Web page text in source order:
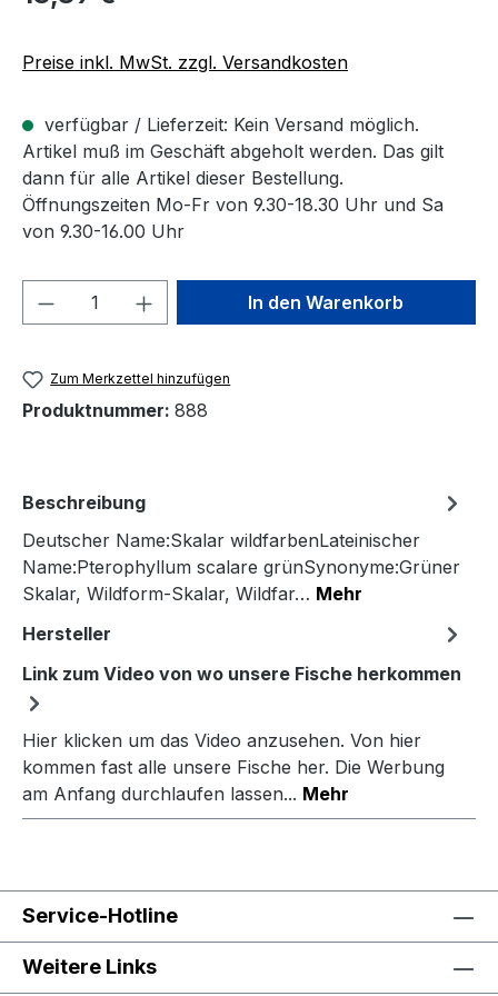
Preise inkl. MwSt. zzgl. Versandkosten
verfügbar / Lieferzeit: Kein Versand möglich.
Artikel muß im Geschäft abgeholt werden. Das gilt
dann für alle Artikel dieser Bestellung.
Öffnungszeiten Mo-Fr von 9.30-18.30 Uhr und Sa
von 9.30-16.00 Uhr
Produkt Anzahl: Gib denIn den Warenkorb
Zum Merkzettel hinzufügen
Produktnummer: 888
Beschreibung
Deutscher Name:Skalar wildfarbenLateinischer
Name:Pterophyllum scalare grünSynonyme:Grüner
Skalar, Wildform-Skalar, Wildfar… Mehr
Hersteller
Link zum Video von wo unsere Fische herkommen
Hier klicken um das Video anzusehen. Von hier
kommen fast alle unsere Fische her. Die Werbung
am Anfang durchlaufen lassen... Mehr
Service-Hotline
Weitere Links